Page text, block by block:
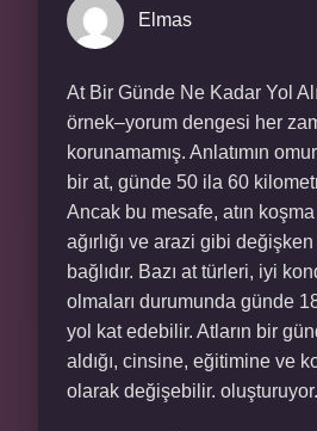
Elmas
At Bir Günde Ne Kadar Yol
örnek–yorum dengesi her
korunamamış. Anlatımın
bir at, günde 50 ila 60
Ancak bu mesafe, atın
ağırlığı ve arazi gibi
bağlıdır. Bazı at türleri, iyi
olmaları durumunda günde
yol kat edebilir. Atların bir
aldığı, cinsine, eğitimine ve
olarak değişebilir. oluşturuyor.